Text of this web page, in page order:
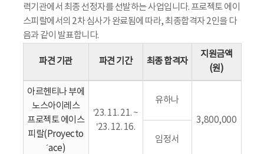
력기관에서 최종 선정자를 선발하는 사업입니다. 프로젝토 에이
스피랄에서의 2차 심사가 완료됨에 따라, 최종합격자 2인을 다
음과 같이 발표합니다.
파견 기관 파견 기간 최종 합격자
지원금액
(원)
아르헨티나 부에
노스아이레스
프로젝토 에이스
피랄(Proyecto
´ace)
’23. 11. 21. ~
’23. 12. 16.
유하나
3,800,000
임정서